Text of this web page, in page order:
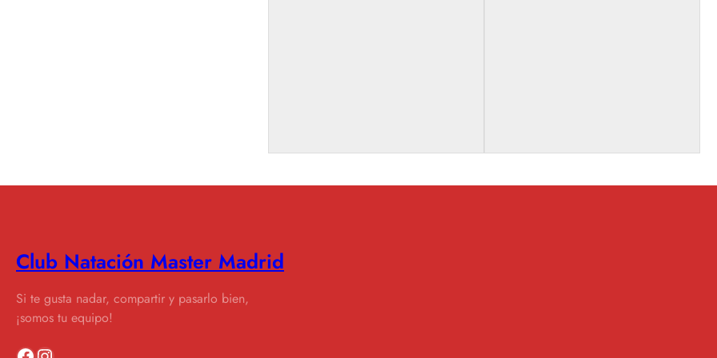
Club Natación Master Madrid
Si te gusta nadar, compartir y pasarlo bien,
¡somos tu equipo!